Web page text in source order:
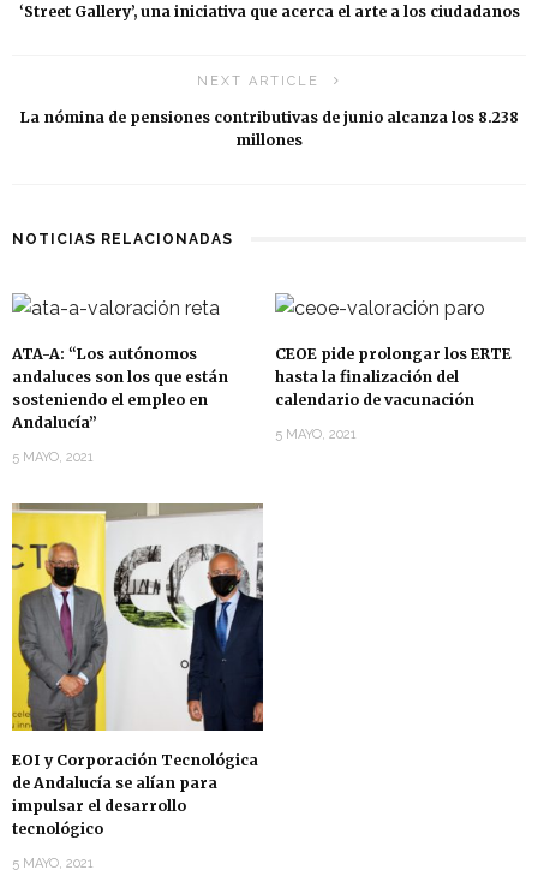
‘Street Gallery’, una iniciativa que acerca el arte a los ciudadanos
NEXT ARTICLE
La nómina de pensiones contributivas de junio alcanza los 8.238
millones
NOTICIAS RELACIONADAS
ATA-A: “Los autónomos
andaluces son los que están
sosteniendo el empleo en
Andalucía”
5 MAYO, 2021
CEOE pide prolongar los ERTE
hasta la finalización del
calendario de vacunación
5 MAYO, 2021
EOI y Corporación Tecnológica
de Andalucía se alían para
impulsar el desarrollo
tecnológico
5 MAYO, 2021